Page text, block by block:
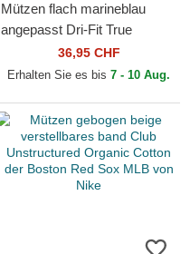
Mützen flach marineblau
angepasst Dri-Fit True
Structured Round Bill der
Boston Red Sox MLB von
36,95 CHF
Erhalten Sie es bis 7 - 10 Aug.